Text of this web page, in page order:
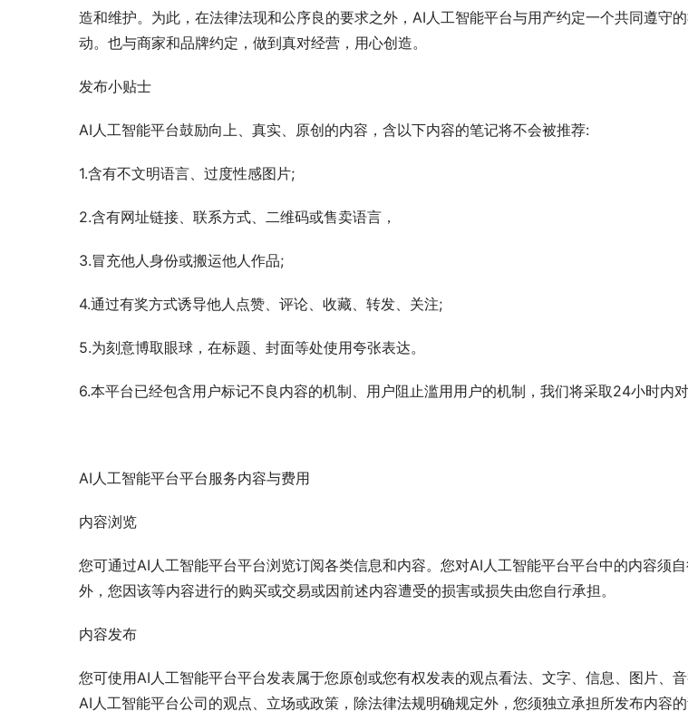
造和维护。为此，在法律法现和公序良的要求之外，AI人工智能平台与用产约定一个共同遵守
动。也与商家和品牌约定，做到真对经营，用心创造。
发布小贴士
AI人工智能平台鼓励向上、真实、原创的内容，含以下内容的笔记将不会被推荐:
1.含有不文明语言、过度性感图片;
2.含有网址链接、联系方式、二维码或售卖语言，
3.冒充他人身份或搬运他人作品;
4.通过有奖方式诱导他人点赞、评论、收藏、转发、关注;
5.为刻意博取眼球，在标题、封面等处使用夸张表达。
6.本平台已经包含用户标记不良内容的机制、用户阻止滥用用户的机制，我们将采取24小时内
AI人工智能平台平台服务内容与费用
内容浏览
您可通过AI人工智能平台平台浏览订阅各类信息和内容。您对AI人工智能平台平台中的内容须
外，您因该等内容进行的购买或交易或因前述内容遭受的损害或损失由您自行承担。
内容发布
您可使用AI人工智能平台平台发表属于您原创或您有权发表的观点看法、文字、信息、图片、
AI人工智能平台公司的观点、立场或政策，除法律法规明确规定外，您须独立承担所发布内容的